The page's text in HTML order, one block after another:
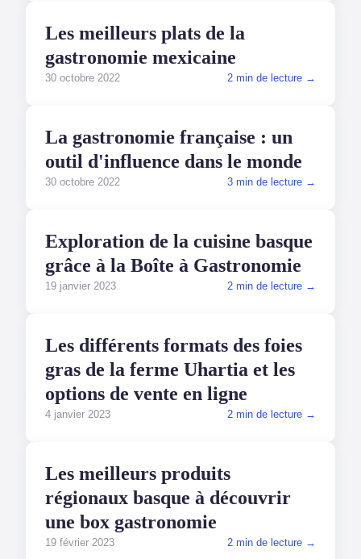
Les meilleurs plats de la
gastronomie mexicaine
30 octobre 2022 2 min de lecture →
La gastronomie française : un
outil d'influence dans le monde
30 octobre 2022 3 min de lecture →
Exploration de la cuisine basque
grâce à la Boîte à Gastronomie
19 janvier 2023 2 min de lecture →
Les différents formats des foies
gras de la ferme Uhartia et les
options de vente en ligne
4 janvier 2023 2 min de lecture →
Les meilleurs produits
régionaux basque à découvrir
une box gastronomie
19 février 2023 2 min de lecture →